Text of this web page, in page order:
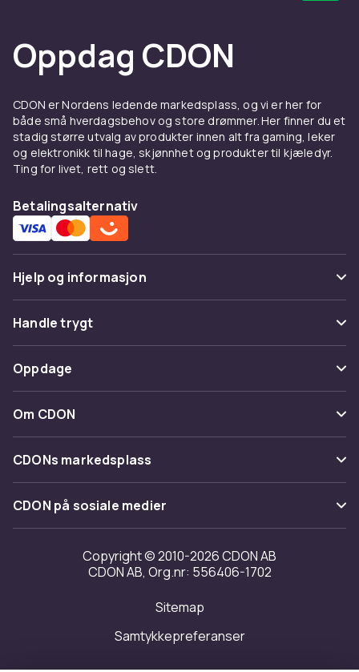
Oppdag CDON
CDON er Nordens ledende markedsplass, og vi er her for
både små hverdagsbehov og store drømmer. Her finner du et
stadig større utvalg av produkter innen alt fra gaming, leker
og elektronikk til hage, skjønnhet og produkter til kjæledyr.
Ting for livet, rett og slett.
Betalingsalternativ
Hjelp og informasjon
Vanlige spørsmål
Spor pakke
Angre & returner her
Kontakt oss
Handle trygt
Betaling
Levering
Tilbakekallinger
Oppdage
Kategorier
Varemerker
Om CDON
Om oss
Kundeanmeldelser
Jobbe på CDON
Investor relations
Tilgjengelighet
CDONs markedsplass
Merchant Help Center
CDON på sosiale medier
Copyright © 2010-2026 CDON AB
CDON AB, Org.nr: 556406-1702
Sitemap
Samtykkepreferanser